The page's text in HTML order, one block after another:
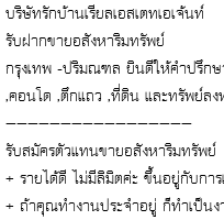
บริษัทรักบ้านเรียลเอสเตทเอเจ้นท์
รับฝากขายอสังหาริมทรัพย์
กรุงเทพ -ปริมณฑล ยินดีให้คำปรึก
,คอนโด ,ตึกแถว ,ที่ดิน และทรัพย์ล
—————————————————
รับสมัครตัวแทนขายอสังหาริมทรัพย์
+ รายได้ดี ไม่มีลิมิตค่ะ ขึ้นอยู่กับกา
+ ถ้าคุณทำงานประจำอยู่ ก็ทำเป็น